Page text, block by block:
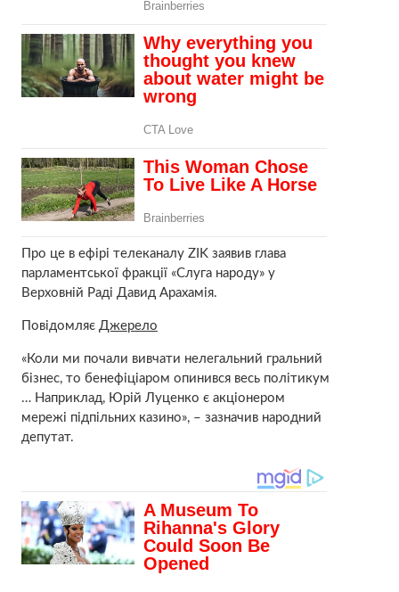
Про це в ефірі телеканалу ZIK заявив глава
парламентської фракції «Слуга народу» у
Верховній Раді Давид Арахамія.
Повідомляє Джерело
«Коли ми почали вивчати нелегальний гральний
бізнес, то бенефіціаром опинився весь політикум
… Наприклад, Юрій Луценко є акціонером
мережі підпільних казино», – зазначив народний
депутат.